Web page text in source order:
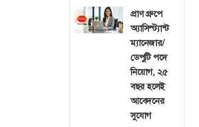
প্রাণ গ্রুপে
অ্যাসিস্ট্যান্ট
ম্যানেজার/
ডেপুটি পদে
নিয়োগ, ২৫
বছর হলেই
আবেদনের
সুযোগ